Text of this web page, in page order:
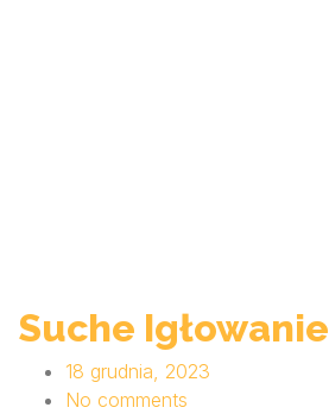
Suche Igłowanie
18 grudnia, 2023
No comments